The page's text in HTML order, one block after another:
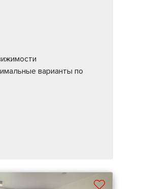
варианты по